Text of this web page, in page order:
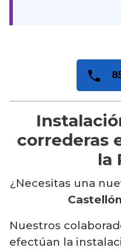
correderas
la
¿Necesitas una
Nuestros
efectúan la